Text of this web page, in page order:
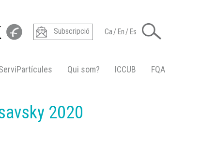
Subscripció Ca/En/Es
Qui som? ICCUB FQA
2020